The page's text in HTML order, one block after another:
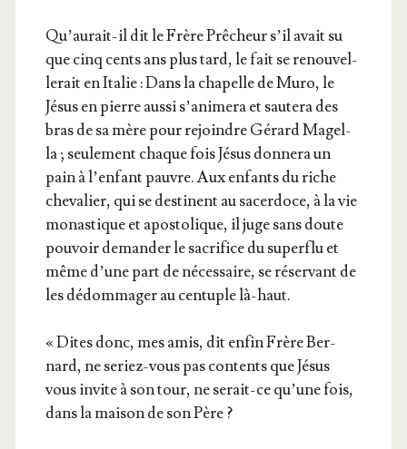
Qu’au­rait-il dit le Frère Prê­cheur s’il avait su
que cinq cents ans plus tard, le fait se renou­vel­
le­rait en Ita­lie : Dans la cha­pelle de Muro, le
Jésus en pierre aus­si s’a­ni­me­ra et sau­te­ra des
bras de sa mère pour rejoindre Gérard Magel­
la ; seule­ment chaque fois Jésus don­ne­ra un
pain à l’en­fant pauvre. Aux enfants du riche
che­va­lier, qui se des­tinent au sacer­doce, à la vie
monas­tique et apos­to­lique, il juge sans doute
pou­voir deman­der le sacri­fice du super­flu et
même d’une part de néces­saire, se réser­vant de
les dédom­ma­ger au cen­tuple là-haut.
« Dites donc, mes amis, dit enfin Frère Ber­
nard, ne seriez-vous pas contents que Jésus
vous invite à son tour, ne serait-ce qu’une fois,
dans la mai­son de son Père ?